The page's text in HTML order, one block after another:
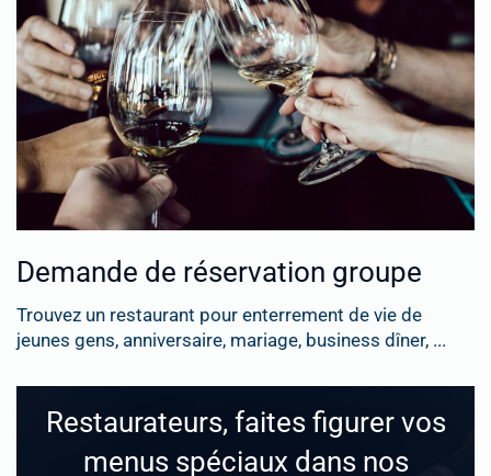
Demande de réservation groupe
Trouvez un restaurant pour enterrement de vie de
jeunes gens, anniversaire, mariage, business dîner, ...
Restaurateurs, faites figurer vos
menus spéciaux dans nos